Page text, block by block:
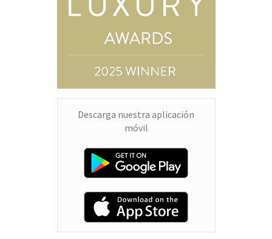
Descarga nuestra aplicación
móvil